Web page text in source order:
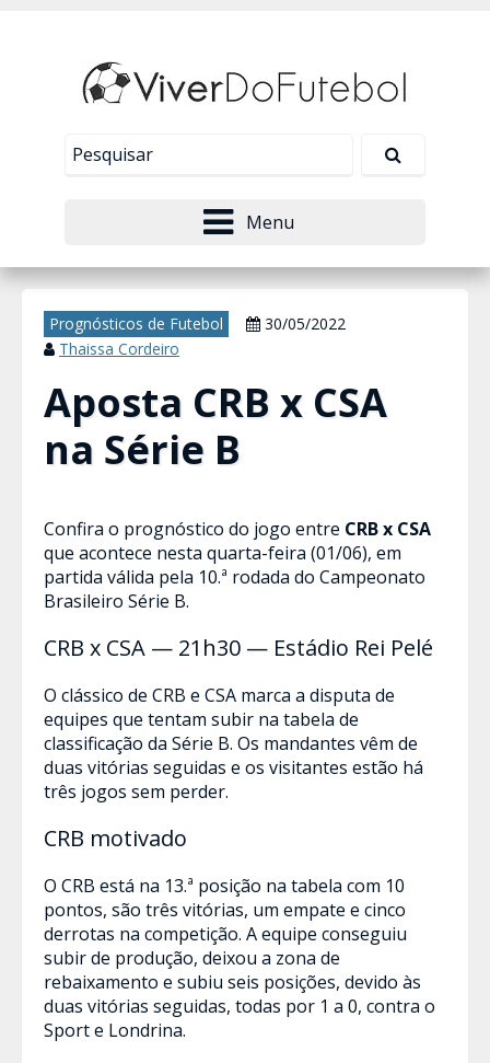
Menu
Prognósticos de Futebol
30/05/2022
Thaissa Cordeiro
Aposta CRB x CSA
na Série B
Confira o prognóstico do jogo entre CRB x CSA
que acontece nesta quarta-feira (01/06), em
partida válida pela 10.ª rodada do Campeonato
Brasileiro Série B.
CRB x CSA — 21h30 — Estádio Rei Pelé
O clássico de CRB e CSA marca a disputa de
equipes que tentam subir na tabela de
classificação da Série B. Os mandantes vêm de
duas vitórias seguidas e os visitantes estão há
três jogos sem perder.
CRB motivado
O CRB está na 13.ª posição na tabela com 10
pontos, são três vitórias, um empate e cinco
derrotas na competição. A equipe conseguiu
subir de produção, deixou a zona de
rebaixamento e subiu seis posições, devido às
duas vitórias seguidas, todas por 1 a 0, contra o
Sport e Londrina.